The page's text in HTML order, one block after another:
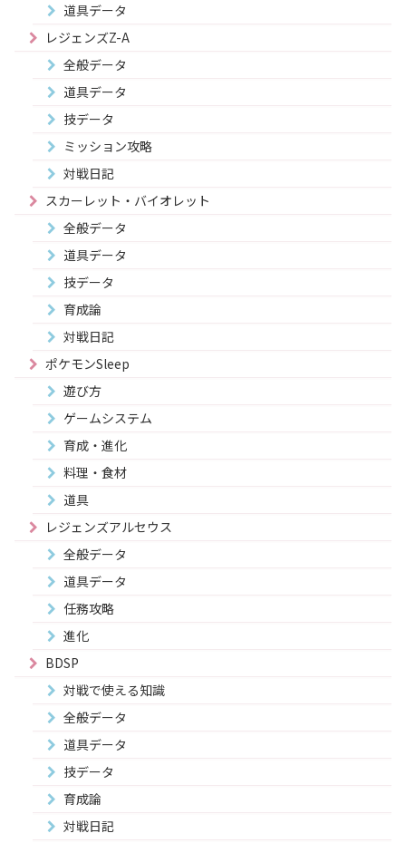
道具データ
レジェンズZ-A
全般データ
道具データ
技データ
ミッション攻略
対戦日記
スカーレット・バイオレット
全般データ
道具データ
技データ
育成論
対戦日記
ポケモンSleep
遊び方
ゲームシステム
育成・進化
料理・食材
道具
レジェンズアルセウス
全般データ
道具データ
任務攻略
進化
BDSP
対戦で使える知識
全般データ
道具データ
技データ
育成論
対戦日記